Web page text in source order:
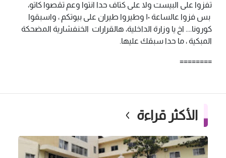
تفزوا على البيست ولا على كتاف حدا انتوا وعم تقصوا كاتو،
بس فزوا عالساعة ١٠ وطيروا طيران على بيوتكم ، واسبقوا
كورونا.... اخ يا وزارة الداخلية، هالقرارات الخنفشارية المضحكة
المبكية ، ما حدا سبقك عليها.
========
الأكثر قراءة